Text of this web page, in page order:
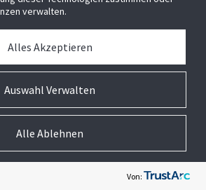
EINVERSTANDEN,
ÜBER ANGEBOTE,
MIR IST BEKANNT, DASS ICH
JEDERZEIT WIDERRUFEN
verwalten.
Auswahl Verwalten
Alles Akzeptieren
Alle Ablehnen
Von: